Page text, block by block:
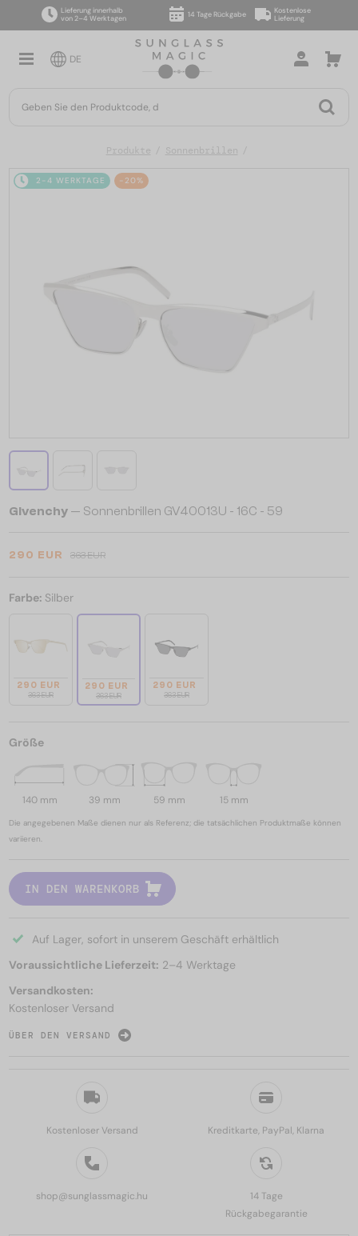
Lieferung innerhalb
von 2–4 Werktagen
14 Tage Rückgabe
Kostenlose
Lieferung
DE
Produkte Sonnenbrillen
Kostenloser Versand Kreditkarte, PayPal, Klarna
shop@sunglassmagic.hu
14 Tage
Rückgabegarantie
2-4 WERKTAGE -20%
Givenchy — Sonnenbrillen GV40013U - 16C - 59
290 EUR 363 EUR
Farbe: Silber
290 EUR
363 EUR
290 EUR
363 EUR
290 EUR
363 EUR
Größe
140 mm 39 mm 59 mm 15 mm
Die angegebenen Maße dienen nur als Referenz; die tatsächlichen Produktmaße können
variieren.
IN DEN WARENKORB
Auf Lager, sofort in unserem Geschäft erhältlich
Voraussichtliche Lieferzeit: 2–4 Werktage
Versandkosten:
Kostenloser Versand
ÜBER DEN VERSAND